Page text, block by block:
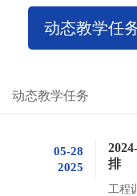
动态教学任
动态教学任务
05-28
2025
排
工程